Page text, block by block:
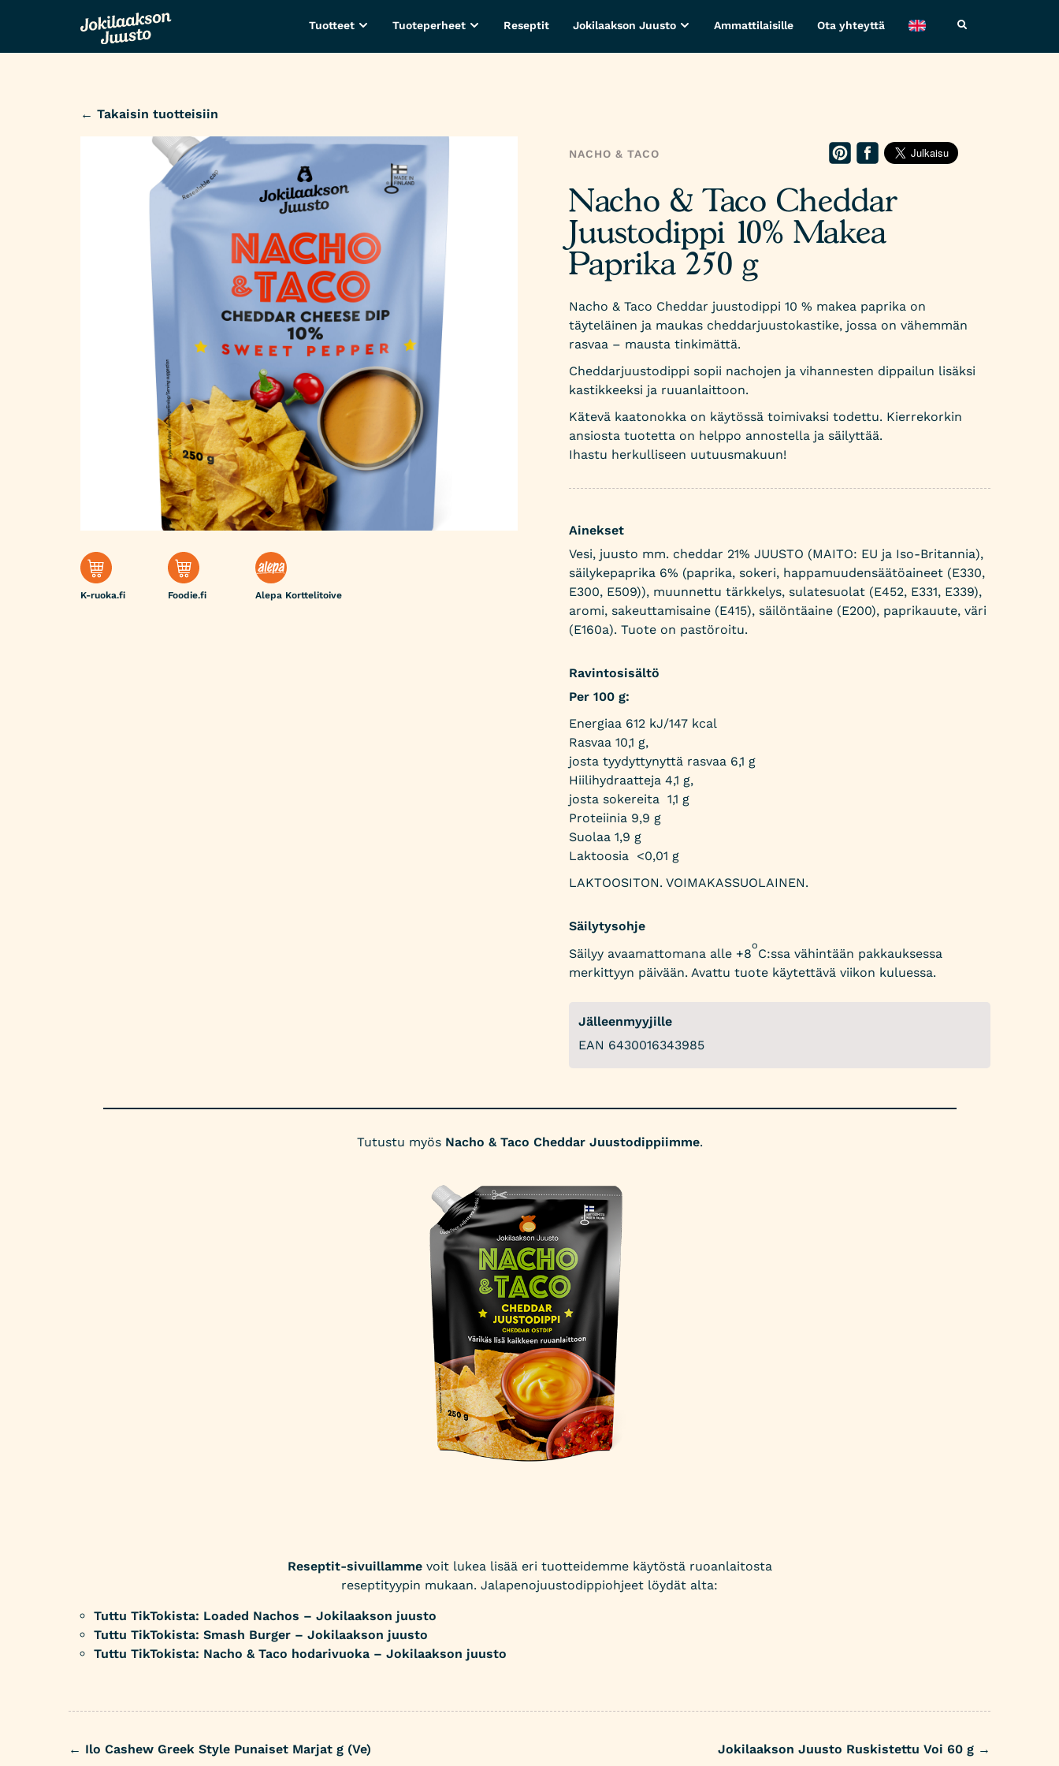
Tuotteet Tuoteperheet Reseptit Jokilaakson Juusto Ammattilaisille Ota yhteyttä
← Takaisin tuotteisiin
K-ruoka.fi Foodie.fi Alepa Korttelitoive
NACHO & TACO
Nacho & Taco Cheddar
Juustodippi 10% Makea
Paprika 250 g
Nacho & Taco Cheddar juustodippi 10 % makea paprika on
täyteläinen ja maukas cheddarjuustokastike, jossa on vähemmän
rasvaa – mausta tinkimättä.
Cheddarjuustodippi sopii nachojen ja vihannesten dippailun lisäksi
kastikkeeksi ja ruuanlaittoon.
Kätevä kaatonokka on käytössä toimivaksi todettu. Kierrekorkin
ansiosta tuotetta on helppo annostella ja säilyttää.
Ihastu herkulliseen uutuusmakuun!
Ainekset
Vesi, juusto mm. cheddar 21% JUUSTO (MAITO: EU ja Iso-Britannia),
säilykepaprika 6% (paprika, sokeri, happamuudensäätöaineet (E330,
E300, E509)), muunnettu tärkkelys, sulatesuolat (E452, E331, E339),
aromi, sakeuttamisaine (E415), säilöntäaine (E200), paprikauute, väri
(E160a). Tuote on pastöroitu.
Ravintosisältö
Per 100 g:
Energiaa 612 kJ/147 kcal
Rasvaa 10,1 g,
josta tyydyttynyttä rasvaa 6,1 g
Hiilihydraatteja 4,1 g,
josta sokereita 1,1 g
Proteiinia 9,9 g
Suolaa 1,9 g
Laktoosia <0,01 g
LAKTOOSITON. VOIMAKASSUOLAINEN.
Säilytysohje
Säilyy avaamattomana alle +8
o
C:ssa vähintään pakkauksessa
merkittyyn päivään. Avattu tuote käytettävä viikon kuluessa.
Jälleenmyyjille
EAN 6430016343985
Tutustu myös Nacho & Taco Cheddar Juustodippiimme.
Reseptit-sivuillammevoit lukea lisää eri tuotteidemme käytöstä ruoanlaitosta
reseptityypin mukaan. Jalapenojuustodippiohjeet löydät alta:
Tuttu TikTokista: Loaded Nachos – Jokilaakson juusto
Tuttu TikTokista: Smash Burger – Jokilaakson juusto
Tuttu TikTokista: Nacho & Taco hodarivuoka – Jokilaakson juusto
← Ilo Cashew Greek Style Punaiset Marjat g (Ve) Jokilaakson Juusto Ruskistettu Voi 60 g →